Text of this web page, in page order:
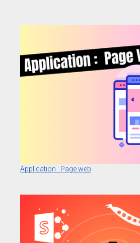
Application : Page web